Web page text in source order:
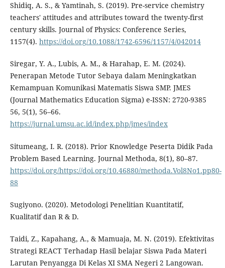
Shidiq, A. S., & Yamtinah, S. (2019). Pre-service chemistry
teachers' attitudes and attributes toward the twenty-first
century skills. Journal of Physics: Conference Series,
1157(4). https://doi.org/10.1088/1742-6596/1157/4/042014
Siregar, Y. A., Lubis, A. M., & Harahap, E. M. (2024).
Penerapan Metode Tutor Sebaya dalam Meningkatkan
Kemampuan Komunikasi Matematis Siswa SMP. JMES
(Journal Mathematics Education Sigma) e-ISSN: 2720-9385
56, 5(1), 56–66.
https://jurnal.umsu.ac.id/index.php/jmes/index
Situmeang, I. R. (2018). Prior Knowledge Peserta Didik Pada
Problem Based Learning. Journal Methoda, 8(1), 80–87.
https://doi.org/https://doi.org/10.46880/methoda.Vol8No1.pp80-
88
Sugiyono. (2020). Metodologi Penelitian Kuantitatif,
Kualitatif dan R & D.
Taidi, Z., Kapahang, A., & Mamuaja, M. N. (2019). Efektivitas
Strategi REACT Terhadap Hasil belajar Siswa Pada Materi
Larutan Penyangga Di Kelas XI SMA Negeri 2 Langowan.